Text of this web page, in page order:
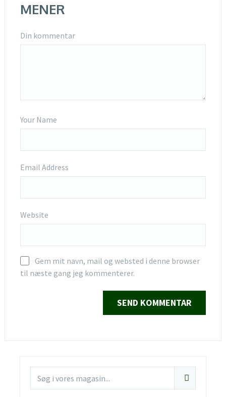
MENER
Din kommentar
Your Name
Email Address
Website
Gem mit navn, mail og websted i denne browser
til næste gang jeg kommenterer.